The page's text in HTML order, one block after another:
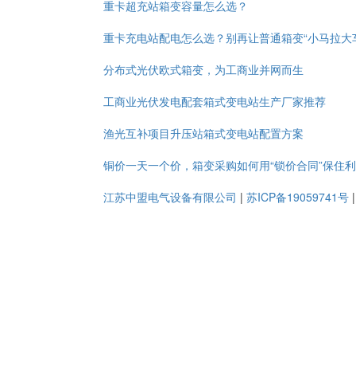
重卡超充站箱变容量怎么选？
重卡充电站配电怎么选？别再让普通箱变“小马拉大
分布式光伏欧式箱变，为工商业并网而生
工商业光伏发电配套箱式变电站生产厂家推荐
渔光互补项目升压站箱式变电站配置方案
铜价一天一个价，箱变采购如何用“锁价合同”保住
江苏中盟电气设备有限公司 | 苏ICP备19059741号